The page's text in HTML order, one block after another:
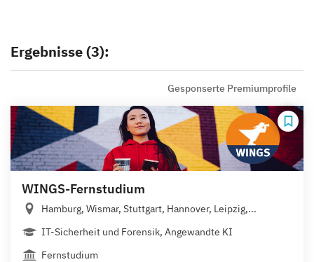
Ergebnisse (3):
Gesponserte Premiumprofile
WINGS-Fernstudium
Hamburg, Wismar, Stuttgart, Hannover, Leipzig,...
IT-Sicherheit und Forensik, Angewandte KI
Fernstudium